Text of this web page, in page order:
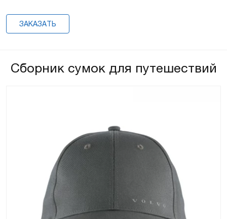
ЗАКАЗАТЬ
Сборник сумок для путешествий